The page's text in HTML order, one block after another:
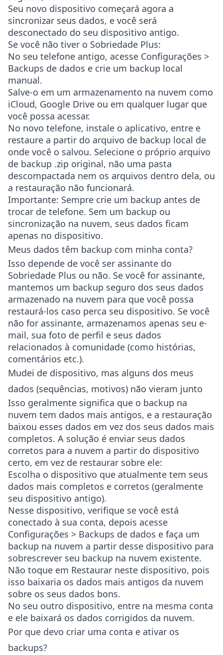
Seu novo dispositivo começará agora a
sincronizar seus dados, e você será
desconectado do seu dispositivo antigo.
Se você não tiver o Sobriedade Plus:
No seu telefone antigo, acesse Configurações >
Backups de dados e crie um backup local
manual.
Salve-o em um armazenamento na nuvem como
iCloud, Google Drive ou em qualquer lugar que
você possa acessar.
No novo telefone, instale o aplicativo, entre e
restaure a partir do arquivo de backup local de
onde você o salvou. Selecione o próprio arquivo
de backup .zip original, não uma pasta
descompactada nem os arquivos dentro dela, ou
a restauração não funcionará.
Importante: Sempre crie um backup antes de
trocar de telefone. Sem um backup ou
sincronização na nuvem, seus dados ficam
apenas no dispositivo.
Meus dados têm backup com minha conta?
Isso depende de você ser assinante do
Sobriedade Plus ou não. Se você for assinante,
mantemos um backup seguro dos seus dados
armazenado na nuvem para que você possa
restaurá-los caso perca seu dispositivo. Se você
não for assinante, armazenamos apenas seu e-
mail, sua foto de perfil e seus dados
relacionados à comunidade (como histórias,
comentários etc.).
Mudei de dispositivo, mas alguns dos meus
dados (sequências, motivos) não vieram junto
Isso geralmente significa que o backup na
nuvem tem dados mais antigos, e a restauração
baixou esses dados em vez dos seus dados mais
completos. A solução é enviar seus dados
corretos para a nuvem a partir do dispositivo
certo, em vez de restaurar sobre ele:
Escolha o dispositivo que atualmente tem seus
dados mais completos e corretos (geralmente
seu dispositivo antigo).
Nesse dispositivo, verifique se você está
conectado à sua conta, depois acesse
Configurações > Backups de dados e faça um
backup na nuvem a partir desse dispositivo para
sobrescrever seu backup na nuvem existente.
Não toque em Restaurar neste dispositivo, pois
isso baixaria os dados mais antigos da nuvem
sobre os seus dados bons.
No seu outro dispositivo, entre na mesma conta
e ele baixará os dados corrigidos da nuvem.
Por que devo criar uma conta e ativar os
backups?